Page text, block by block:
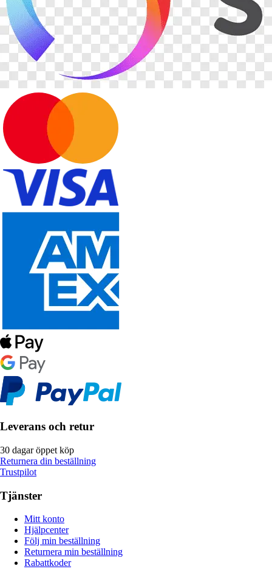
Leverans och retur
30 dagar öppet köp
Returnera din beställning
Trustpilot
Tjänster
Mitt konto
Hjälpcenter
Följ min beställning
Returnera min beställning
Rabattkoder